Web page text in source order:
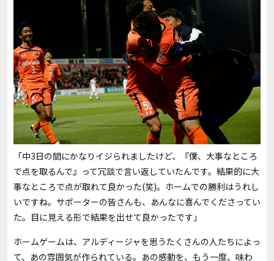
「中3日の間にかなりイジられましたけど、『僕、大事なところ
で点を取るんで』って冗談で言い返していたんです。結果的に大
事なところで点が取れて良かった(笑)。ホームでの勝利はうれし
いですね。サポーターの皆さんも、あんなに喜んでくださってい
た。目に見える形で結果を出せて良かったです」
ホームゲームは、アルディージャを思うたくさんの人たちによっ
て、あの雰囲気が作られている。あの感動を、もう一度、味わ